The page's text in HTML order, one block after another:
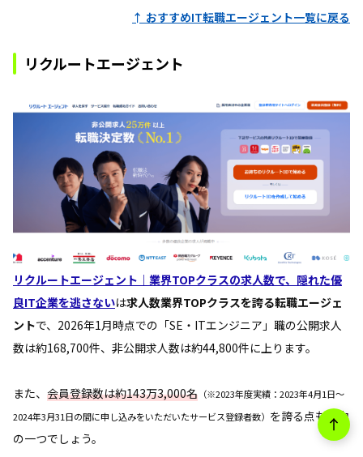
↑ おすすめIT転職エージェント一覧に戻る
リクルートエージェント
リクルートエージェント｜業界TOPクラスの求人数で、隠れた優
良IT企業を逃さないは求人数業界TOPクラスを誇る転職エージェ
ントで、2026年1月時点での「SE・ITエンジニア」職の公開求人
数は約168,700件、非公開求人数は約44,800件に上ります。
また、 会員登録数は約143万3,000名 （※2023年度実績：2023年4月1日～
2024年3月31日の間に申し込みをいただいたサービス登録者数） を誇る点も魅力
の一つでしょう。